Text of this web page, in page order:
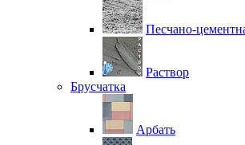
Песчано-
Раствор
Брусчатка
Арбать